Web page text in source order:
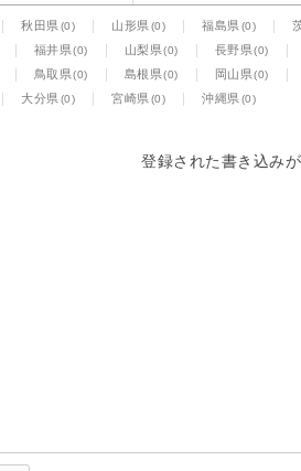
秋田県(0) 山形県(0) 福島県(0)
福井県(0) 山梨県(0) 長野県(0)
鳥取県(0) 島根県(0) 岡山県(0)
大分県(0) 宮崎県(0) 沖縄県(0)
登録された書き込みが